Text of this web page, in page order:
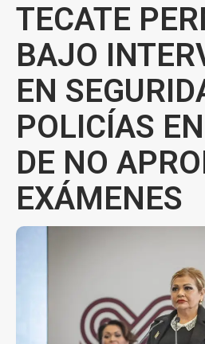
TECATE
BAJO
EN
POLICÍAS
DE NO
EXÁMENES